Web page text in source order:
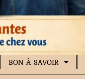
BON À SAVOIR